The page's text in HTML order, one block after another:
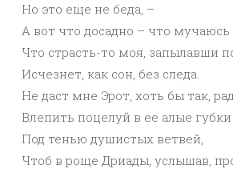
Но это еще не беда, –
А вот что досадно – что мучаюсь
Что страсть-то моя, запылавши
Исчезнет, как сон, без следа.
Не даст мне Эрот, хоть бы так,
Влепить поцелуй в ее алые губки
Под тенью душистых ветвей,
Чтоб в роще Дриады, услышав,